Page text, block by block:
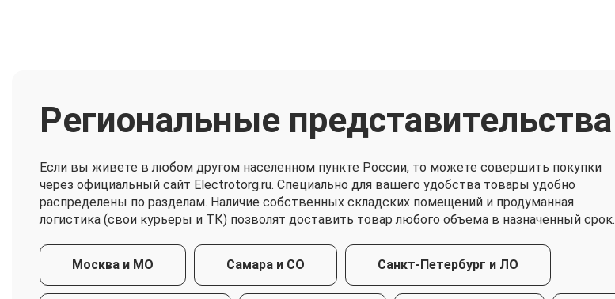
Региональные представительства
Если вы живете в любом другом населенном пункте России, то можете совершить покупки
через официальный сайт Electrotorg.ru. Специально для вашего удобства товары удобно
распределены по разделам. Наличие собственных складских помещений и продуманная
логистика (свои курьеры и ТК) позволят доставить товар любого объема в назначенный срок.
Москва и МО Самара и СО Санкт-Петербург и ЛО